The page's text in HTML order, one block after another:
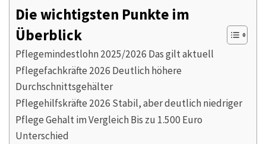
Die wichtigsten Punkte im
Überblick
Pflegemindestlohn 2025/2026 Das gilt aktuell
Pflegefachkräfte 2026 Deutlich höhere
Durchschnittsgehälter
Pflegehilfskräfte 2026 Stabil, aber deutlich niedriger
Pflege Gehalt im Vergleich Bis zu 1.500 Euro
Unterschied